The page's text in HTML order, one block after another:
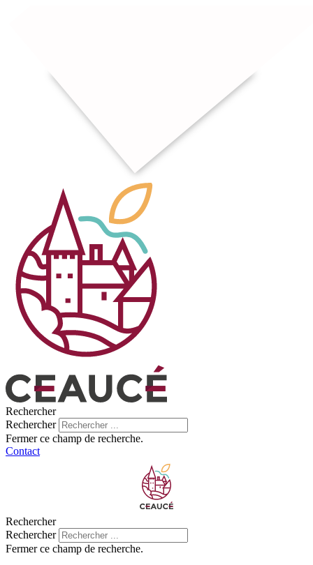
Rechercher
Rechercher
Fermer ce champ de recherche.
Contact
Rechercher
Rechercher
Fermer ce champ de recherche.